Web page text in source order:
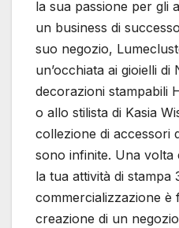
la sua passione per gli
un business di
suo negozio,
un’occhiata ai gioielli
decorazioni stampabili
o allo stilista di Kasia
collezione di accessori
sono infinite. Una
la tua attività di stampa
commercializzazione è
creazione di un